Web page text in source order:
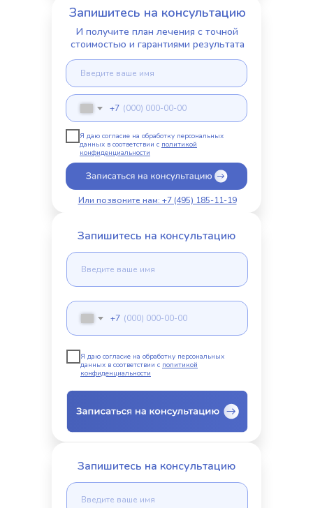
Запишитесь на консультацию
И получите план лечения с точной
стоимостью и гарантиями результата
Или позвоните нам: +7 (495) 185-11-19
+7
Я даю согласие на обработку персональных
данных в соответствии с политикой
конфиденциальности
Запишитесь на консультацию
+7
Я даю согласие на обработку персональных
данных в соответствии с политикой
конфиденциальности
Запишитесь на консультацию